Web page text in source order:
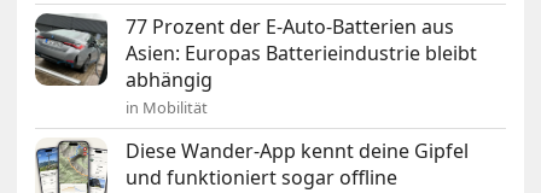
77 Prozent der E-Auto-Batterien aus
Asien: Europas Batterieindustrie bleibt
abhängig
in Mobilität
Diese Wander-App kennt deine Gipfel
und funktioniert sogar offline